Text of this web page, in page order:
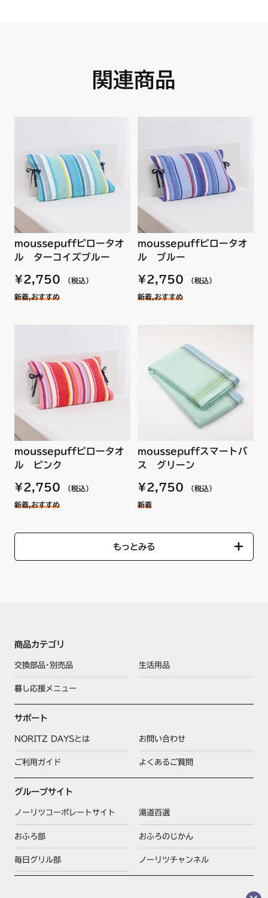
関連商品
moussepuffピロータオ
ル ターコイズブルー
¥2,750 （税込）
新着,おすすめ
moussepuffピロータオ
ル ブルー
¥2,750 （税込）
新着,おすすめ
moussepuffピロータオ
ル ピンク
¥2,750 （税込）
新着,おすすめ
moussepuffスマートバ
ス グリーン
¥2,750 （税込）
新着
もっとみる
商品カテゴリ
交換部品･別売品 生活用品
暮し応援メニュー
サポート
NORITZ DAYSとは お問い合わせ
ご利用ガイド よくあるご質問
グループサイト
ノーリツコーポレートサイト 湯道百選
おふろ部 おふろのじかん
毎日グリル部 ノーリツチャンネル